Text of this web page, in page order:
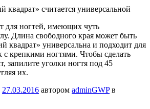
квадрат» считается универсальной
для ногтей, имеющих чуть
Длина свободного края может быть
квадрат» универсальна и подходит для
с крепкими ногтями. Чтобы сделать
запилите уголки ногтя под 45
их.
27.03.2016 автором adminGWPв